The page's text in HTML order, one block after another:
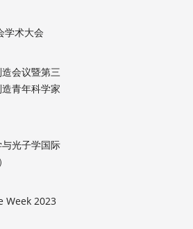
学术大会
会议暨第三
青年科学家
光子学国际
Week 2023